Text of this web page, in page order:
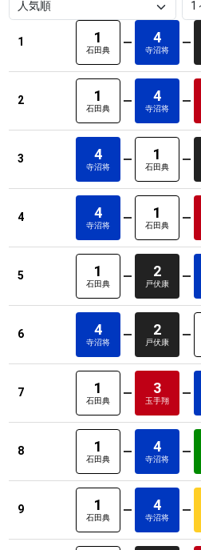
1 1
石田典
4
寺沼将
2 1
石田典
4
寺沼将
3 4
寺沼将
1
石田典
4 4
寺沼将
1
石田典
5 1
石田典
2
戸伏康
6 4
寺沼将
2
戸伏康
7 1
石田典
3
玉手翔
8 1
石田典
4
寺沼将
9 1
石田典
4
寺沼将